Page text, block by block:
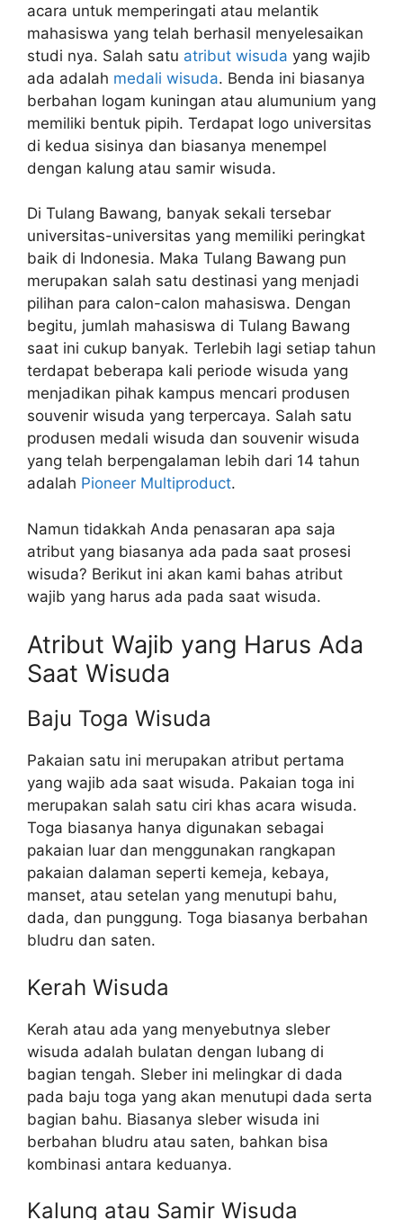
acara untuk memperingati atau melantik
mahasiswa yang telah berhasil menyelesaikan
studi nya. Salah satu atribut wisuda yang wajib
ada adalah medali wisuda. Benda ini biasanya
berbahan logam kuningan atau alumunium yang
memiliki bentuk pipih. Terdapat logo universitas
di kedua sisinya dan biasanya menempel
dengan kalung atau samir wisuda.
Di Tulang Bawang, banyak sekali tersebar
universitas-universitas yang memiliki peringkat
baik di Indonesia. Maka Tulang Bawang pun
merupakan salah satu destinasi yang menjadi
pilihan para calon-calon mahasiswa. Dengan
begitu, jumlah mahasiswa di Tulang Bawang
saat ini cukup banyak. Terlebih lagi setiap tahun
terdapat beberapa kali periode wisuda yang
menjadikan pihak kampus mencari produsen
souvenir wisuda yang terpercaya. Salah satu
produsen medali wisuda dan souvenir wisuda
yang telah berpengalaman lebih dari 14 tahun
adalah Pioneer Multiproduct.
Namun tidakkah Anda penasaran apa saja
atribut yang biasanya ada pada saat prosesi
wisuda? Berikut ini akan kami bahas atribut
wajib yang harus ada pada saat wisuda.
Atribut Wajib yang Harus Ada
Saat Wisuda
Baju Toga Wisuda
Pakaian satu ini merupakan atribut pertama
yang wajib ada saat wisuda. Pakaian toga ini
merupakan salah satu ciri khas acara wisuda.
Toga biasanya hanya digunakan sebagai
pakaian luar dan menggunakan rangkapan
pakaian dalaman seperti kemeja, kebaya,
manset, atau setelan yang menutupi bahu,
dada, dan punggung. Toga biasanya berbahan
bludru dan saten.
Kerah Wisuda
Kerah atau ada yang menyebutnya sleber
wisuda adalah bulatan dengan lubang di
bagian tengah. Sleber ini melingkar di dada
pada baju toga yang akan menutupi dada serta
bagian bahu. Biasanya sleber wisuda ini
berbahan bludru atau saten, bahkan bisa
kombinasi antara keduanya.
Kalung atau Samir Wisuda